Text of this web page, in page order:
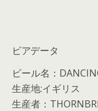
ビアデータ
ビール名：
生産地:イギリス
生産者：